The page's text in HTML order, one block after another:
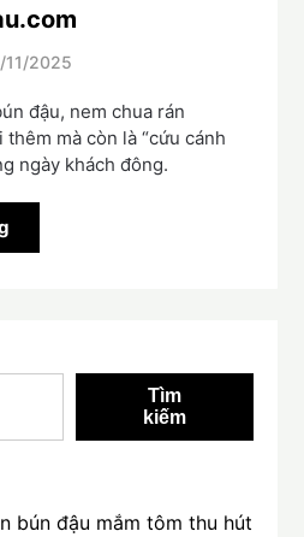
11/2025
đậu, nem chua rán
mà còn là “cứu cánh
ngày khách đông.
Tìm
kiếm
bún đậu mắm tôm thu hút